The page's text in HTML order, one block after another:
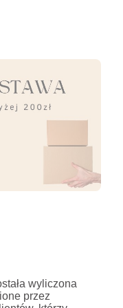
wyliczona
przez